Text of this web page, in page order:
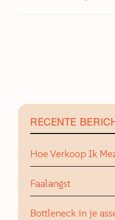
RECENTE
Hoe Verkoop Ik
Faalangst
Bottleneck in je